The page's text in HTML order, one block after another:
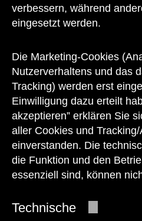
verbessern, während
eingesetzt werden.
Die Marketing-Cookies
Nutzerverhaltens und das
Tracking) werden erst
Einwilligung dazu erteilt
akzeptieren” erklären Sie
aller Cookies und
einverstanden. Die
die Funktion und den
essenziell sind, können
Technische
zu den Öffnungszeiten
auch telefonisch zur
+43 1 505 87 47